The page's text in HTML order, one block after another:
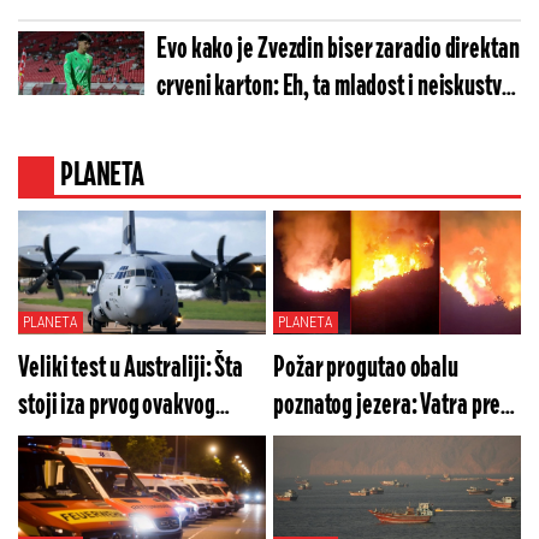
ranije završio meč
Evo kako je Zvezdin biser zaradio direktan
crveni karton: Eh, ta mladost i neiskustvo
PLANETA
PLANETA
Veliki test u Australiji: Šta
stoji iza prvog ovakvog
poteza indijskog
vazduhoplovstva?
PLANETA
Požar progutao obalu
poznatog jezera: Vatra preti
letovalištu u Italiji, počela
masovna bežanija (VIDEO)